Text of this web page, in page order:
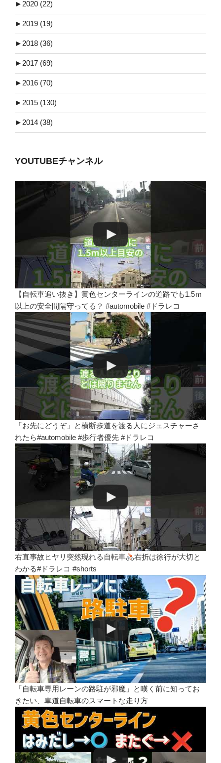
► 2020 (22)
► 2019 (19)
► 2018 (36)
► 2017 (69)
► 2016 (70)
► 2015 (130)
► 2014 (38)
YOUTUBEチャンネル
【自転車追い抜き】黄色センターラインの道路でも1.5ｍ
以上の安全間隔守ってる？ #automobile #ドラレコ
「お先にどうぞ」と横断歩道を渡る人にジェスチャーさ
れたら#automobile #歩行者優先 #ドラレコ
右直事故ヒヤリ突然現れる自転車
右折は徐行が大切と
わかる#ドラレコ #shorts
「自転車専用レーンの路駐が邪魔」と嘆く前に知ってお
きたい、車道自転車のスマートな走り方